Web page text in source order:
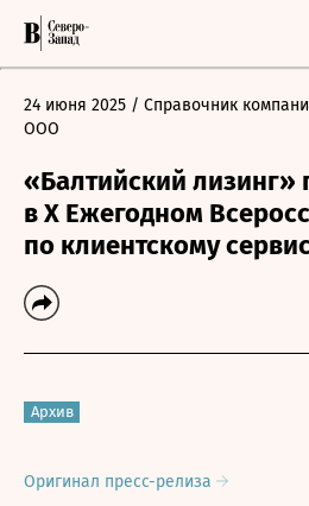
24 июня 2025 / Справочник
ООО
«Балтийский лизинг»
в X Ежегодном
по клиентскому
Архив
Оригинал пресс-релиза